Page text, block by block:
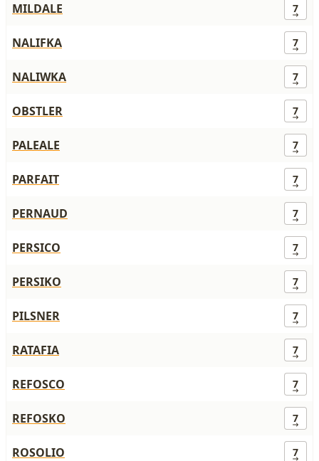
MILDALE 7
NALIFKA 7
NALIWKA 7
OBSTLER 7
PALEALE 7
PARFAIT 7
PERNAUD 7
PERSICO 7
PERSIKO 7
PILSNER 7
RATAFIA 7
REFOSCO 7
REFOSKO 7
ROSOLIO 7